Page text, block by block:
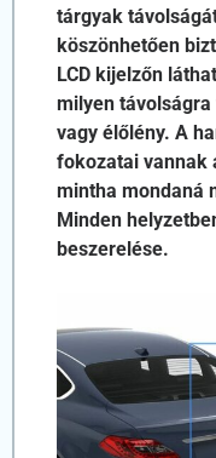
tárgyak
köszönhetően
LCD kijelzőn
milyen
vagy élőlény. A
fokozatai vannak
mintha mondaná
Minden
beszerelése.